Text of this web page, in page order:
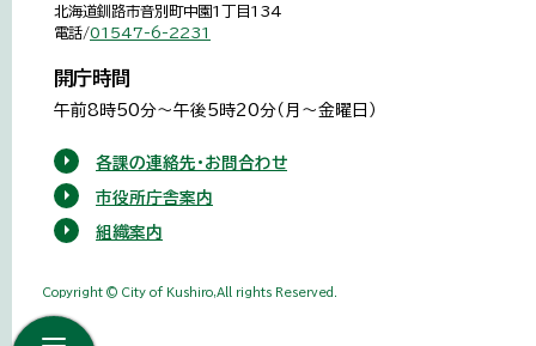
北海道釧路市音別町中園1丁目134
電話/01547-6-2231
開庁時間
午前8時50分～午後5時20分（月～金曜日）
各課の連絡先・お問合わせ
市役所庁舎案内
組織案内
Copyright © City of Kushiro,All rights Reserved.